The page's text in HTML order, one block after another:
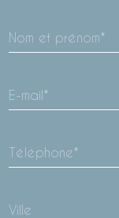
Nom et prénom*
E-mail*
Téléphone*
Ville